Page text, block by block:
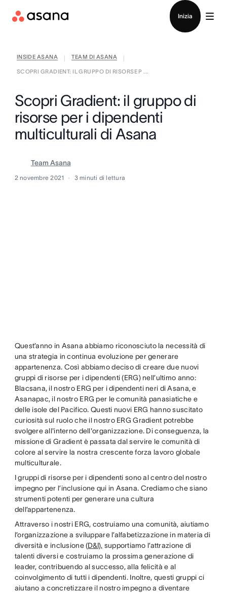
Inizia
INSIDE ASANA TEAM DI ASANA
SCOPRI GRADIENT: IL GRUPPO DI RISORSE P ...
Scopri Gradient: il gruppo di
risorse per i dipendenti
multiculturali di Asana
Team Asana
2 novembre 2021 3 minuti di lettura
Quest’anno in Asana abbiamo riconosciuto la necessità di
una strategia in continua evoluzione per generare
appartenenza. Così abbiamo deciso di creare due nuovi
gruppi di risorse per i dipendenti (ERG) nell’ultimo anno:
Blacsana, il nostro ERG per i dipendenti neri di Asana, e
Asanapac, il nostro ERG per le comunità panasiatiche e
delle isole del Pacifico. Questi nuovi ERG hanno suscitato
curiosità sul ruolo che il nostro ERG Gradient potrebbe
svolgere all'interno dell'organizzazione. Di conseguenza, la
missione di Gradient è passata dal servire le comunità di
colore al servire la nostra crescente forza lavoro globale
multiculturale.
I gruppi di risorse per i dipendenti sono al centro del nostro
impegno per l’inclusione qui in Asana. Crediamo che siano
strumenti potenti per generare una cultura
dell’appartenenza.
Attraverso i nostri ERG, costruiamo una comunità, aiutiamo
l’organizzazione a sviluppare l’alfabetizzazione in materia di
diversità e inclusione (D&I), supportiamo l’attrazione di
talenti diversi e costruiamo la prossima generazione di
leader, contribuendo al successo, alla felicità e al
coinvolgimento di tutti i dipendenti. Inoltre, questi gruppi ci
aiutano a concretizzare il nostro impegno a diventare